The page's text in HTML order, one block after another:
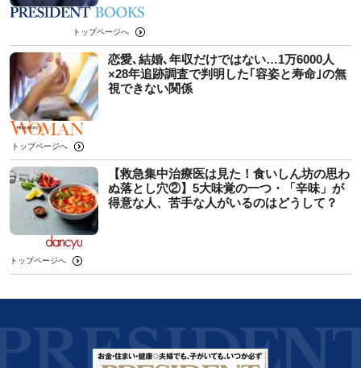
トップページへ
恋愛､結婚､年収だけではない…1万6000人
×28年追跡調査で判明した｢容姿と寿命｣の無
視できない関係
トップページへ
【救急集中治療医は見た！食いしん坊の思わ
ぬ落とし穴②】5大味覚の一つ・「辛味」が
得意な人、苦手な人がいるのはどうして？
トップページへ